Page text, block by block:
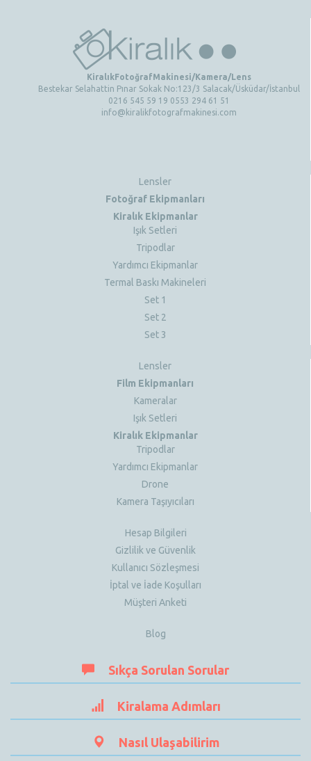
KiralıkFotoğrafMakinesi/Kamera/Lens
Bestekar Selahattin Pınar Sokak No:123/3 Salacak/Üsküdar/İstanbul
0216 545 59 19 0553 294 61 51
info@kiralikfotografmakinesi.com
Lensler
Fotoğraf Ekipmanları
Kiralık Ekipmanlar
Işık Setleri
Tripodlar
Yardımcı Ekipmanlar
Termal Baskı Makineleri
Set 1
Set 2
Set 3
Lensler
Film Ekipmanları
Kameralar
Işık Setleri
Kiralık Ekipmanlar
Tripodlar
Yardımcı Ekipmanlar
Drone
Kamera Taşıyıcıları
Hesap Bilgileri
Gizlilik ve Güvenlik
Kullanıcı Sözleşmesi
İptal ve İade Koşulları
Müşteri Anketi
Blog
Sıkça Sorulan Sorular
Kiralama Adımları
Nasıl Ulaşabilirim